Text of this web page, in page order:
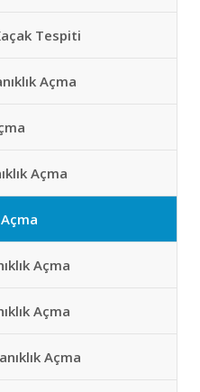
Tespiti
Açma
Açma
Açma
Açma
Açma